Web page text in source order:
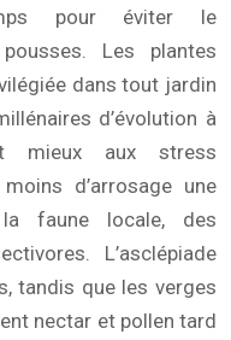
pour éviter le
Les plantes
dans tout jardin
d’évolution à
mieux aux stress
d’arrosage une
faune locale, des
L’asclépiade
tandis que les verges
nectar et pollen tard